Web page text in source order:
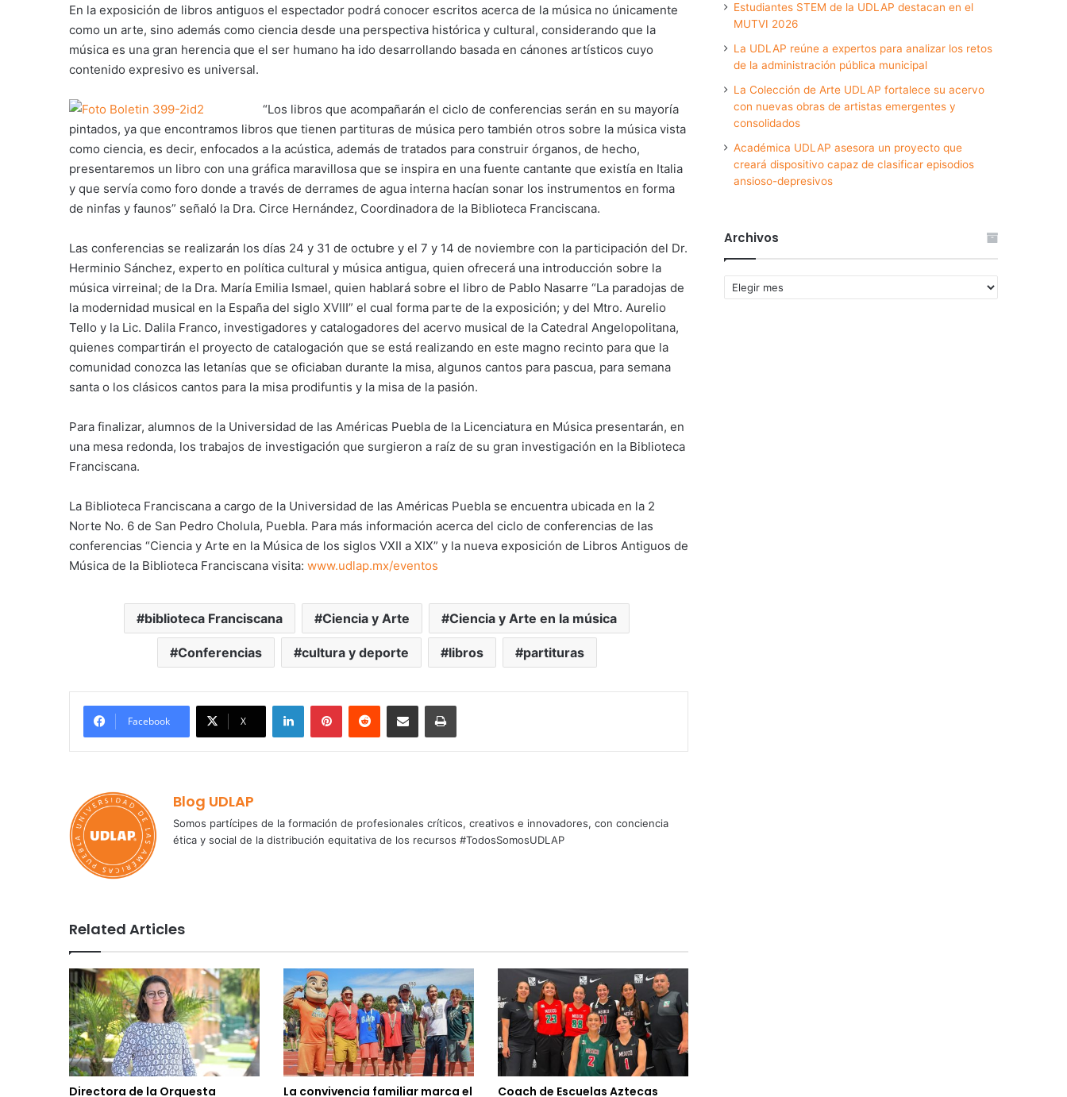
En la exposición de libros antiguos el espectador podrá conocer escritos acerca de la música no únicamente
como un arte, sino además como ciencia desde una perspectiva histórica y cultural, considerando que la
música es una gran herencia que el ser humano ha ido desarrollando basada en cánones artísticos cuyo
contenido expresivo es universal.
“Los libros que acompañarán el ciclo de conferencias serán en su mayoría
pintados, ya que encontramos libros que tienen partituras de música pero también otros sobre la música vista
como ciencia, es decir, enfocados a la acústica, además de tratados para construir órganos, de hecho,
presentaremos un libro con una gráfica maravillosa que se inspira en una fuente cantante que existía en Italia
y que servía como foro donde a través de derrames de agua interna hacían sonar los instrumentos en forma
de ninfas y faunos” señaló la Dra. Circe Hernández, Coordinadora de la Biblioteca Franciscana.
Las conferencias se realizarán los días 24 y 31 de octubre y el 7 y 14 de noviembre con la participación del Dr.
Herminio Sánchez, experto en política cultural y música antigua, quien ofrecerá una introducción sobre la
música virreinal; de la Dra. María Emilia Ismael, quien hablará sobre el libro de Pablo Nasarre “La paradojas de
la modernidad musical en la España del siglo XVIII” el cual forma parte de la exposición; y del Mtro. Aurelio
Tello y la Lic. Dalila Franco, investigadores y catalogadores del acervo musical de la Catedral Angelopolitana,
quienes compartirán el proyecto de catalogación que se está realizando en este magno recinto para que la
comunidad conozca las letanías que se oficiaban durante la misa, algunos cantos para pascua, para semana
santa o los clásicos cantos para la misa prodifuntis y la misa de la pasión.
Para finalizar, alumnos de la Universidad de las Américas Puebla de la Licenciatura en Música presentarán, en
una mesa redonda, los trabajos de investigación que surgieron a raíz de su gran investigación en la Biblioteca
Franciscana.
La Biblioteca Franciscana a cargo de la Universidad de las Américas Puebla se encuentra ubicada en la 2
Norte No. 6 de San Pedro Cholula, Puebla. Para más información acerca del ciclo de conferencias de las
conferencias “Ciencia y Arte en la Música de los siglos VXII a XIX” y la nueva exposición de Libros Antiguos de
Música de la Biblioteca Franciscana visita: www.udlap.mx/eventos
biblioteca Franciscana Ciencia y Arte Ciencia y Arte en la música
Conferencias cultura y deporte libros partituras
Facebook X
LinkedInPinterestReddit Share via Email Print
Blog UDLAP
Somos partícipes de la formación de profesionales críticos, creativos e innovadores, con conciencia
ética y social de la distribución equitativa de los recursos #TodosSomosUDLAP
Related Articles
Directora de la Orquesta La convivencia familiar marca el Coach de Escuelas Aztecas
Estudiantes STEM de la UDLAP destacan en el
MUTVI 2026
La UDLAP reúne a expertos para analizar los retos
de la administración pública municipal
La Colección de Arte UDLAP fortalece su acervo
con nuevas obras de artistas emergentes y
consolidados
Académica UDLAP asesora un proyecto que
creará dispositivo capaz de clasificar episodios
ansioso-depresivos
Archivos
Archivos